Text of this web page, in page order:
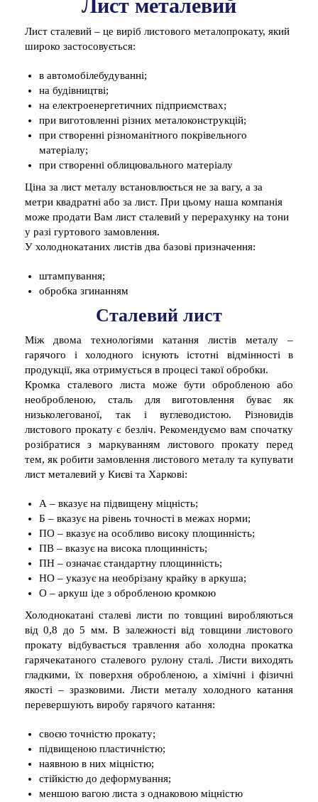
Лист металевий
Лист сталевий – це виріб листового металопрокату, який
широко застосовується:
в автомобілебудуванні;
на будівництві;
на електроенергетичних підприємствах;
при виготовленні різних металоконструкцій;
при створенні різноманітного покрівельного
матеріалу;
при створенні облицювального матеріалу
Ціна за лист металу встановлюється не за вагу, а за
метри квадратні або за лист. При цьому наша компанія
може продати Вам лист сталевий у перерахунку на тони
у разі гуртового замовлення.
У холоднокатаних листів два базові призначення:
штампування;
обробка згинанням
Сталевий лист
Між двома технологіями катання листів металу –
гарячого і холодного існують істотні відмінності в
продукції, яка отримується в процесі такої обробки.
Кромка сталевого листа може бути обробленою або
необробленою, сталь для виготовлення буває як
низьколегованої, так і вуглеводистою. Різновидів
листового прокату є безліч. Рекомендуємо вам спочатку
розібратися з маркуванням листового прокату перед
тем, як робити замовлення листового металу та купувати
лист металевий у Києві та Харкові:
А – вказує на підвищену міцність;
Б – вказує на рівень точності в межах норми;
ПО – вказує на особливо високу площинність;
ПВ – вказує на висока площинність;
ПН – означає стандартну площинність;
НО – указує на необрізану крайку в аркуша;
О – аркуш іде з обробленою кромкою
Холоднокатані сталеві листи по товщині виробляються
від 0,8 до 5 мм. В залежності від товщини листового
прокату відбувається травлення або холодна прокатка
гарячекатаного сталевого рулону сталі. Листи виходять
гладкими, їх поверхня обробленою, а хімічні і фізичні
якості – зразковими. Листи металу холодного катання
перевершують виробу гарячого катання:
своєю точністю прокату;
підвищеною пластичністю;
наявною в них міцністю;
стійкістю до деформування;
меншою вагою листа з однаковою міцністю